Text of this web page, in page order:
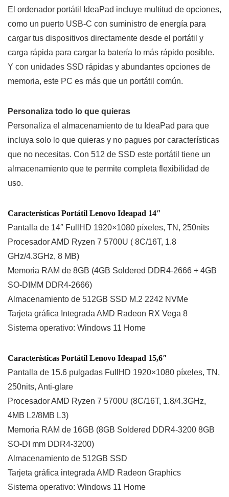
El ordenador portátil IdeaPad incluye multitud de opciones,
como un puerto USB-C con suministro de energía para
cargar tus dispositivos directamente desde el portátil y
carga rápida para cargar la batería lo más rápido posible.
Y con unidades SSD rápidas y abundantes opciones de
memoria, este PC es más que un portátil común.
Personaliza todo lo que quieras
Personaliza el almacenamiento de tu IdeaPad para que
incluya solo lo que quieras y no pagues por características
que no necesitas. Con 512 de SSD este portátil tiene un
almacenamiento que te permite completa flexibilidad de
uso.
Características Portátil Lenovo Ideapad 14″
Pantalla de 14″ FullHD 1920×1080 píxeles, TN, 250nits
Procesador AMD Ryzen 7 5700U ( 8C/16T, 1.8
GHz/4.3GHz, 8 MB)
Memoria RAM de 8GB (4GB Soldered DDR4-2666 + 4GB
SO-DIMM DDR4-2666)
Almacenamiento de 512GB SSD M.2 2242 NVMe
Tarjeta gráfica Integrada AMD Radeon RX Vega 8
Sistema operativo: Windows 11 Home
Características Portátil Lenovo Ideapad 15,6″
Pantalla de 15.6 pulgadas FullHD 1920×1080 píxeles, TN,
250nits, Anti-glare
Procesador AMD Ryzen 7 5700U (8C/16T, 1.8/4.3GHz,
4MB L2/8MB L3)
Memoria RAM de 16GB (8GB Soldered DDR4-3200 8GB
SO-DI mm DDR4-3200)
Almacenamiento de 512GB SSD
Tarjeta gráfica integrada AMD Radeon Graphics
Sistema operativo: Windows 11 Home